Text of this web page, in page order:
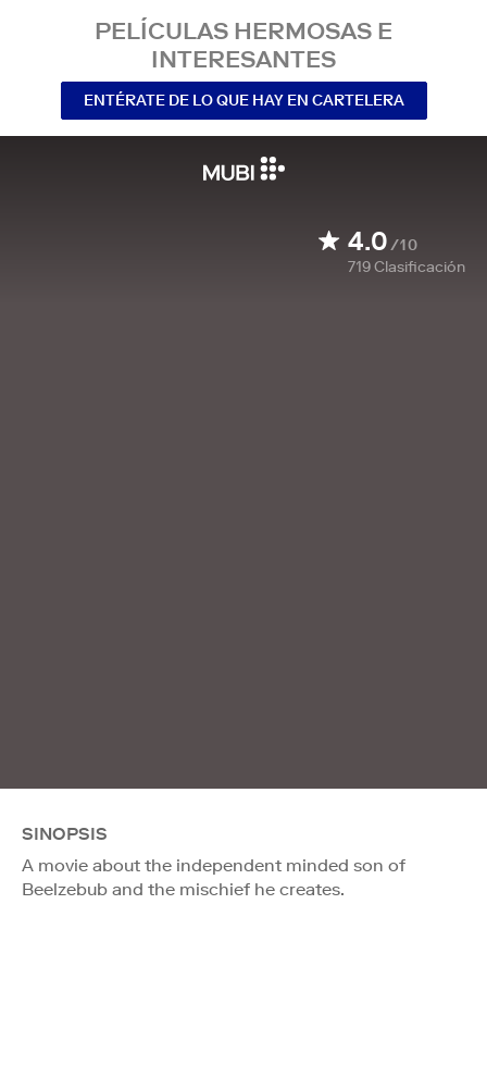
PELÍCULAS HERMOSAS E
INTERESANTES
ENTÉRATE DE LO QUE HAY EN CARTELERA
4.0/10
719Clasificación
SINOPSIS
A movie about the independent minded son of
Beelzebub and the mischief he creates.